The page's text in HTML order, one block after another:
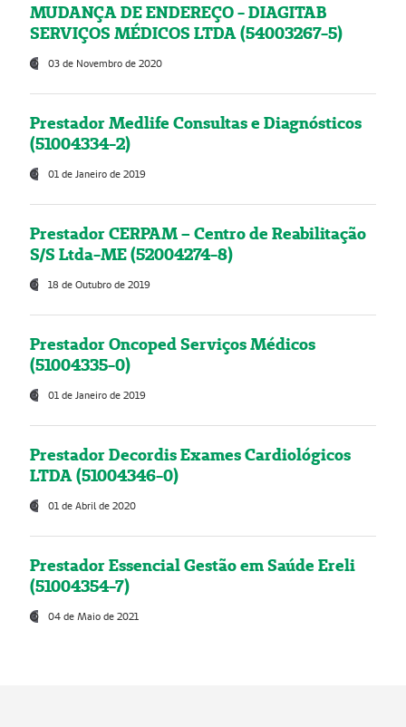
MUDANÇA DE ENDEREÇO - DIAGITAB
SERVIÇOS MÉDICOS LTDA (54003267-5)
03 de Novembro de 2020
Prestador Medlife Consultas e Diagnósticos
(51004334-2)
01 de Janeiro de 2019
Prestador CERPAM – Centro de Reabilitação
S/S Ltda-ME (52004274-8)
18 de Outubro de 2019
Prestador Oncoped Serviços Médicos
(51004335-0)
01 de Janeiro de 2019
Prestador Decordis Exames Cardiológicos
LTDA (51004346-0)
01 de Abril de 2020
Prestador Essencial Gestão em Saúde Ereli
(51004354-7)
04 de Maio de 2021